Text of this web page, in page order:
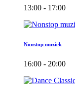
13:00 - 17:00
Nonstop muziek
16:00 - 20:00